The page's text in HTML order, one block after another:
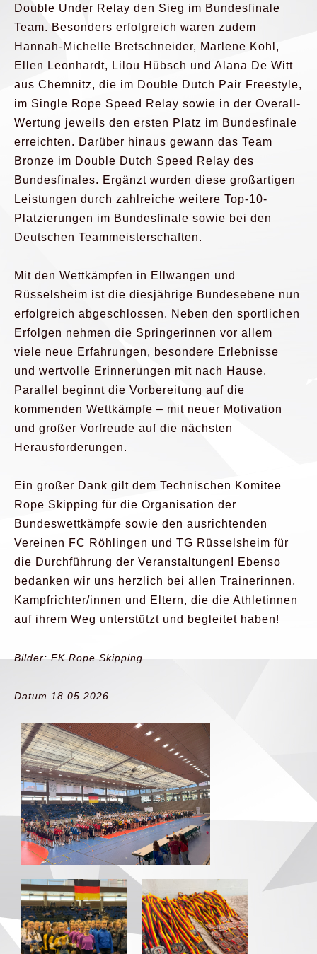
Double Under Relay den Sieg im Bundesfinale
Team. Besonders erfolgreich waren zudem
Hannah-Michelle Bretschneider, Marlene Kohl,
Ellen Leonhardt, Lilou Hübsch und Alana De Witt
aus Chemnitz, die im Double Dutch Pair Freestyle,
im Single Rope Speed Relay sowie in der Overall-
Wertung jeweils den ersten Platz im Bundesfinale
erreichten. Darüber hinaus gewann das Team
Bronze im Double Dutch Speed Relay des
Bundesfinales. Ergänzt wurden diese großartigen
Leistungen durch zahlreiche weitere Top-10-
Platzierungen im Bundesfinale sowie bei den
Deutschen Teammeisterschaften.
Mit den Wettkämpfen in Ellwangen und
Rüsselsheim ist die diesjährige Bundesebene nun
erfolgreich abgeschlossen. Neben den sportlichen
Erfolgen nehmen die Springerinnen vor allem
viele neue Erfahrungen, besondere Erlebnisse
und wertvolle Erinnerungen mit nach Hause.
Parallel beginnt die Vorbereitung auf die
kommenden Wettkämpfe – mit neuer Motivation
und großer Vorfreude auf die nächsten
Herausforderungen.
Ein großer Dank gilt dem Technischen Komitee
Rope Skipping für die Organisation der
Bundeswettkämpfe sowie den ausrichtenden
Vereinen FC Röhlingen und TG Rüsselsheim für
die Durchführung der Veranstaltungen! Ebenso
bedanken wir uns herzlich bei allen Trainerinnen,
Kampfrichter/innen und Eltern, die die Athletinnen
auf ihrem Weg unterstützt und begleitet haben!
Bilder: FK Rope Skipping
Datum 18.05.2026